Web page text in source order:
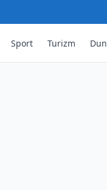
Sport Turizm